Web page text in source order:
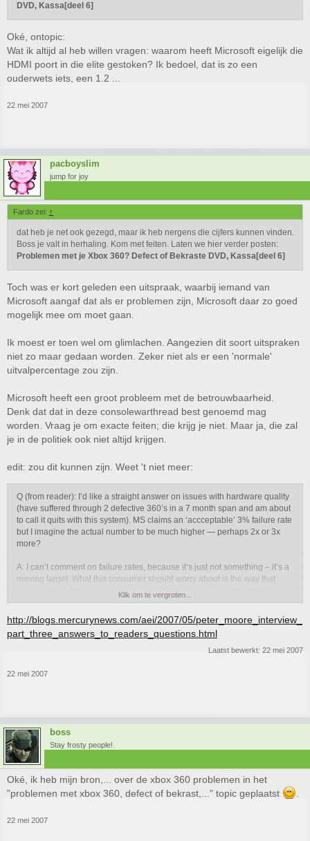
DVD, Kassa[deel 6]
Oké, ontopic:
Wat ik altijd al heb willen vragen: waarom heeft Microsoft eigelijk die
HDMI poort in die elite gestoken? Ik bedoel, dat is zo een
ouderwets iets, een 1.2 ...
22 mei 2007
pacboyslim
jump for joy
Fardo zei: ↑
dat heb je net ook gezegd, maar ik heb nergens die cijfers kunnen vinden.
Boss je valt in herhaling. Kom met feiten. Laten we hier verder posten:
Problemen met je Xbox 360? Defect of Bekraste DVD, Kassa[deel 6]
Toch was er kort geleden een uitspraak, waarbij iemand van
Microsoft aangaf dat als er problemen zijn, Microsoft daar zo goed
mogelijk mee om moet gaan.
Ik moest er toen wel om glimlachen. Aangezien dit soort uitspraken
niet zo maar gedaan worden. Zeker niet als er een 'normale'
uitvalpercentage zou zijn.
Microsoft heeft een groot probleem met de betrouwbaarheid.
Denk dat dat in deze consolewarthread best genoemd mag
worden. Vraag je om exacte feiten; die krijg je niet. Maar ja, die zal
je in de politiek ook niet altijd krijgen.
edit: zou dit kunnen zijn. Weet 't niet meer:
Q (from reader): I’d like a straight answer on issues with hardware quality
(have suffered through 2 defective 360’s in a 7 month span and am about
to call it quits with this system). MS claims an ‘accceptable’ 3% failure rate
but I imagine the actual number to be much higher — perhaps 2x or 3x
more?
A: I can’t comment on failure rates, because it’s just not something – it’s a
moving target. What this consumer should worry about is the way that
we’ve treated him. Y’know, things break, and if we’ve treated him well and
fixed his problem,that’s something that we’re focused on right now.I’m
not going to comment on individual failure rates because I’m shipping in
36 countries and it’s a complex business.
Klik om te vergroten...
http://blogs.mercurynews.com/aei/2007/05/peter_moore_interview_
part_three_answers_to_readers_questions.html
Laatst bewerkt: 22 mei 2007
22 mei 2007
boss
Stay frosty people!
Oké, ik heb mijn bron,... over de xbox 360 problemen in het
"problemen met xbox 360, defect of bekrast,..." topic geplaatst
22 mei 2007